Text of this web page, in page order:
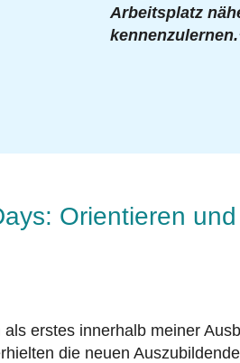
Arbeitsplatz
Orientieren
erstes innerhalb meiner
die neuen